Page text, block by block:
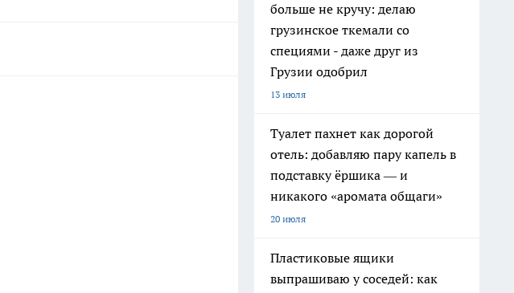
больше не кручу: делаю
грузинское ткемали со
специями - даже друг из
Грузии одобрил
13 июля
Туалет пахнет как дорогой
отель: добавляю пару капель в
подставку ёршика — и
никакого «аромата общаги»
20 июля
Пластиковые ящики
выпрашиваю у соседей: как